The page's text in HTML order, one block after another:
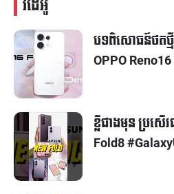
វីដេអូ
បទពិសោធន៍ថតថ្មី
OPPO Reno16
ខ្លីជាងមុន ប្រសើ
Fold8